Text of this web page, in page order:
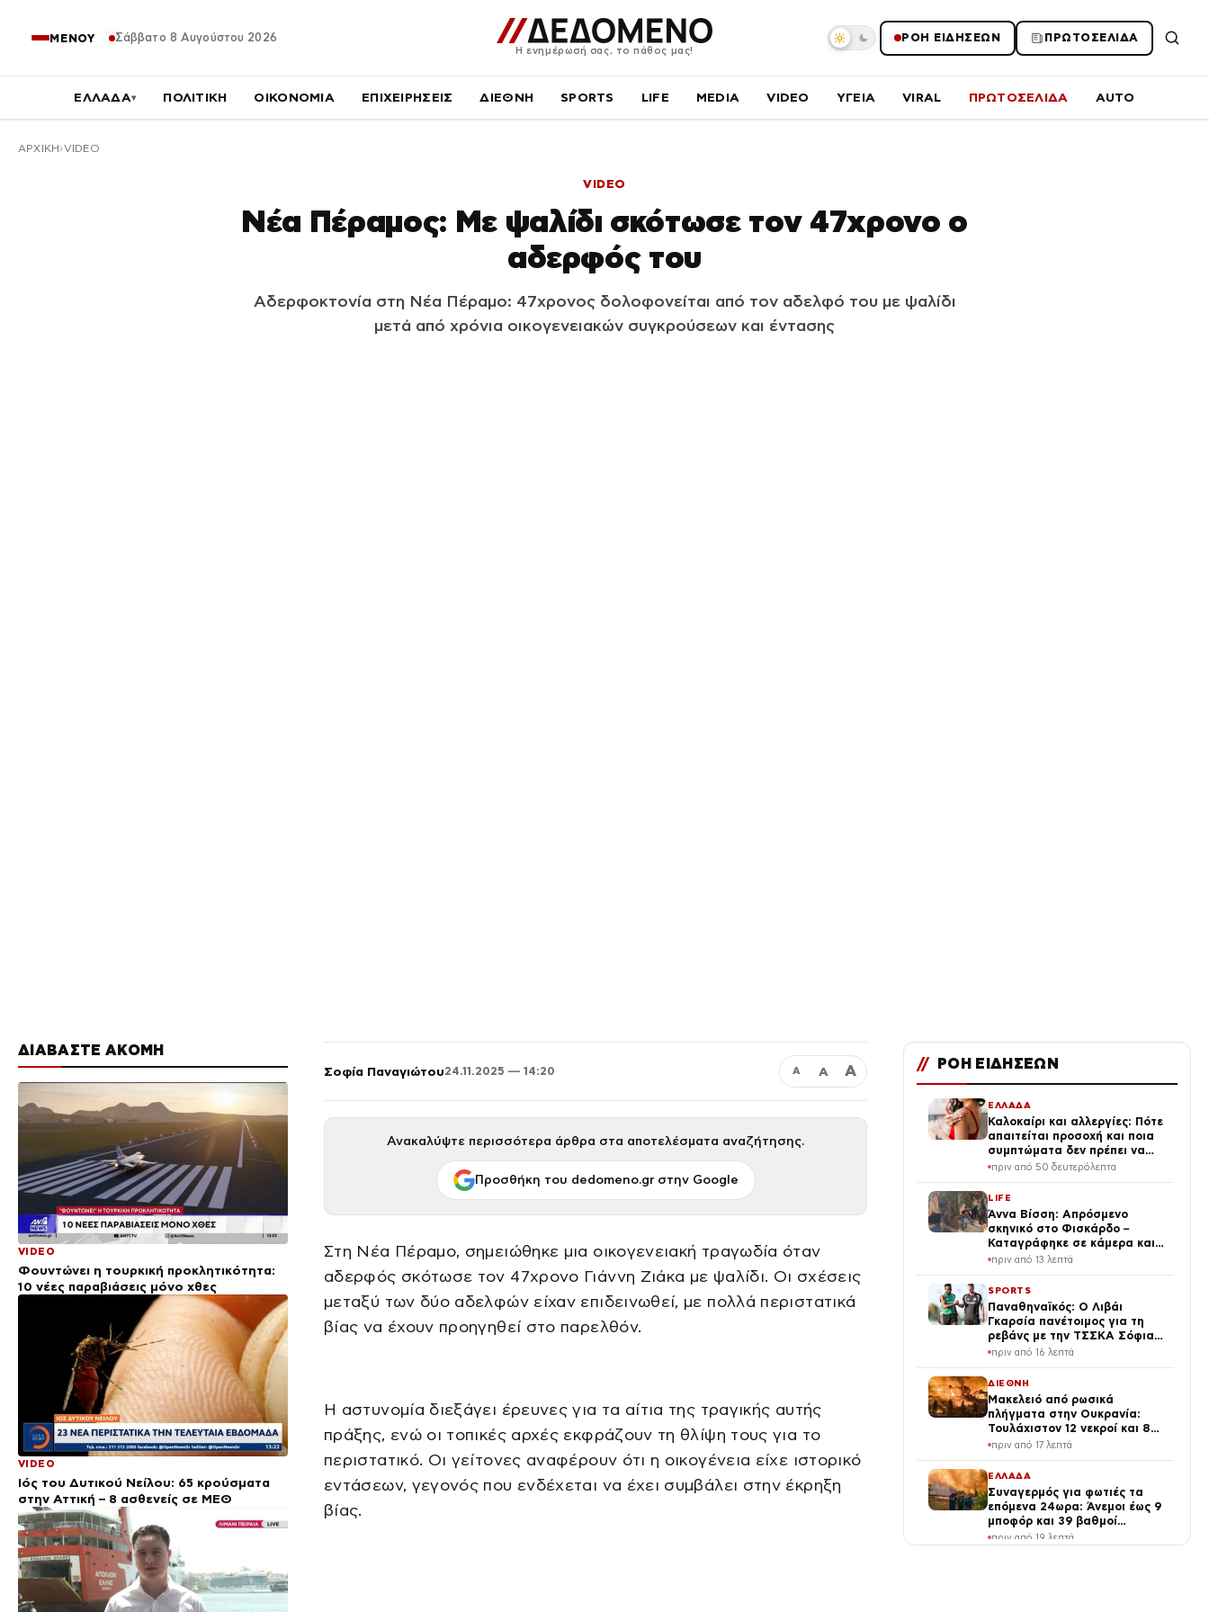
ΜΕΝΟΥ Σάββατο 8 Αυγούστου 2026
Η ενημέρωσή σας, το πάθος μας!
ΡΟΗ ΕΙΔΗΣΕΩΝ ΠΡΩΤΟΣΕΛΙΔΑ
ΕΛΛΑΔΑ▾ ΠΟΛΙΤΙΚΗ ΟΙΚΟΝΟΜΙΑ ΕΠΙΧΕΙΡΗΣΕΙΣ ΔΙΕΘΝΗ SPORTS LIFE MEDIA VIDEO ΥΓΕΙΑ VIRAL ΠΡΩΤΟΣΕΛΙΔΑ AUTO
ΑΡΧΙΚΉ VIDEO
VIDEO
Νέα Πέραμος: Με ψαλίδι σκότωσε τον 47χρονο ο
αδερφός του
Αδερφοκτονία στη Νέα Πέραμο: 47χρονος δολοφονείται από τον αδελφό του με ψαλίδι
μετά από χρόνια οικογενειακών συγκρούσεων και έντασης
ΔΙΑΒΑΣΤΕ ΑΚΟΜΗ
VIDEO
Φουντώνει η τουρκική προκλητικότητα:
10 νέες παραβιάσεις μόνο χθες
VIDEO
Ιός του Δυτικού Νείλου: 65 κρούσματα
στην Αττική – 8 ασθενείς σε ΜΕΘ
Σοφία Παναγιώτου24.11.2025 — 14:20 Α Α Α
Ανακαλύψτε περισσότερα άρθρα στα αποτελέσματα αναζήτησης.
Προσθήκη του dedomeno.gr στην Google
Στη Νέα Πέραμο, σημειώθηκε μια οικογενειακή τραγωδία όταν
αδερφός σκότωσε τον 47χρονο Γιάννη Ζιάκα με ψαλίδι. Οι σχέσεις
μεταξύ των δύο αδελφών είχαν επιδεινωθεί, με πολλά περιστατικά
βίας να έχουν προηγηθεί στο παρελθόν.
Η αστυνομία διεξάγει έρευνες για τα αίτια της τραγικής αυτής
πράξης, ενώ οι τοπικές αρχές εκφράζουν τη θλίψη τους για το
περιστατικό. Οι γείτονες αναφέρουν ότι η οικογένεια είχε ιστορικό
εντάσεων, γεγονός που ενδέχεται να έχει συμβάλει στην έκρηξη
βίας.
// ΡΟΗ ΕΙΔΗΣΕΩΝ
ΕΛΛΑΔΑ
Καλοκαίρι και αλλεργίες: Πότε
απαιτείται προσοχή και ποια
συμπτώματα δεν πρέπει να
αγνοούμε
πριν από 50 δευτερόλεπτα
LIFE
Άννα Βίσση: Απρόσμενο
σκηνικό στο Φισκάρδο –
Καταγράφηκε σε κάμερα και
το βίντεο κυκλοφορεί στο
πριν από 13 λεπτά
SPORTS
Παναθηναϊκός: Ο Λιβάι
Γκαρσία πανέτοιμος για τη
ρεβάνς με την ΤΣΣΚΑ Σόφιας
1948
πριν από 16 λεπτά
ΔΙΕΘΝΗ
Μακελειό από ρωσικά
πλήγματα στην Ουκρανία:
Τουλάχιστον 12 νεκροί και 82
τραυματίες, σκοτώθηκαν
παππούδες του
πριν από 17 λεπτά
ΕΛΛΑΔΑ
Συναγερμός για φωτιές τα
επόμενα 24ωρα: Άνεμοι έως 9
μποφόρ και 39 βαθμοί
Κελσίου – Επικίνδυνες
περιοχές
πριν από 19 λεπτά